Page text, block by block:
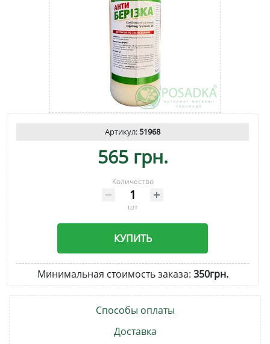
Артикул:51968
565 грн.
Количество
шт
КУПИТЬ
Минимальная стоимость заказа: 350грн.
Способы оплаты
Доставка